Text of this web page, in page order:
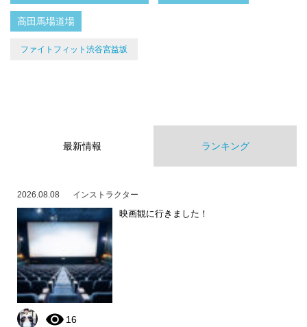
高田馬場道場
ファイトフィット渋谷宮益坂
最新情報 ランキング
2026.08.08 インストラクター
映画観に行きました！
16